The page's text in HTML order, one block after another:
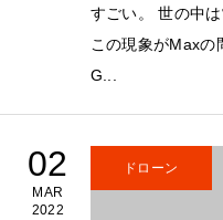
すごい。 世の中
この現象がMaxの
G...
02
MAR
2022
ドローン